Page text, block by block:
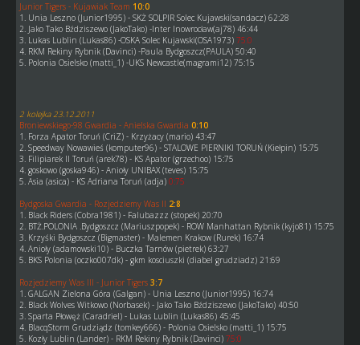
Junior Tigers - Kujawiak Team 10:0
1. Unia Leszno (Junior1995) - SKŻ SOLPIR Solec Kujawski(sandacz) 62:28
2. Jako Tako Bździszewo (JakoTako) -Inter Inowrocław(aj78) 46:44
3. Lukas Lublin (Lukas86) -OSKA Solec Kujawski(OSA1973) 75:0
4. RKM Rekiny Rybnik (Davinci) -Paula Bydgoszcz(PAULA) 50:40
5. Polonia Osielsko (matti_1) -UKS Newcastle(magrami12) 75:15
2 kolejka 23.12.2011
Broniewskiego-98 Gwardia - Anielska Gwardia 0:10
1. Forza Apator Toruń (CriZ) - Krzyżacy (mario) 43:47
2. Speedway Nowawieś (komputer96) - STALOWE PIERNIKI TORUŃ (Kiełpin) 15:75
3. Filipiarek II Toruń (arek78) - KS Apator (grzechoo) 15:75
4. goskowo (goska946) - Anioły UNIBAX (teves) 15:75
5. Asia (asica) - KS Adriana Toruń (adja) 0:75
Bydgoska Gwardia - Rozjedziemy Was II 2:8
1. Black Riders (Cobra1981) - Falubazzz (stopek) 20:70
2. BTŻ.POLONIA .Bydgoszcz (Mariuszpopek) - ROW Manhattan Rybnik (kyjo81) 15:75
3. Krzyśki Bydgoszcz (Bigmaster) - Malemen Krakow (Rurek) 16:74
4. Anioły (adamowski10) - Buczka Tarnów (pietrek) 63:27
5. BKS Polonia (oczko007dk) - gkm kosciuszki (diabel grudziadz) 21:69
Rozjedziemy Was III - Junior Tigers 3:7
1. GALGAN Zielona Góra (Galgan) - Unia Leszno (Junior1995) 16:74
2. Black Wolves Witkowo (Norbasek) - Jako Tako Bździszewo (JakoTako) 40:50
3. Sparta Płowęż (Caradriel) - Lukas Lublin (Lukas86) 45:45
4. BlacqStorm Grudziądz (tomkey666) - Polonia Osielsko (matti_1) 15:75
5. Kozły Lublin (Lander) - RKM Rekiny Rybnik (Davinci) 75:0